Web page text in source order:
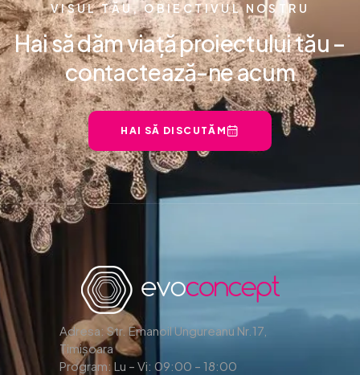
VISUL TĂU, OBIECTIVUL NOSTRU
Hai să dăm viață proiectului tău –
contactează-ne acum
HAI SĂ DISCUTĂM
Adresa: Str. Emanoil Ungureanu Nr.17,
Timișoara
Program: Lu – Vi: 09:00 – 18:00